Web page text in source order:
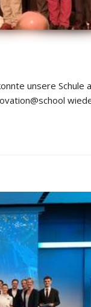
unsere Schule